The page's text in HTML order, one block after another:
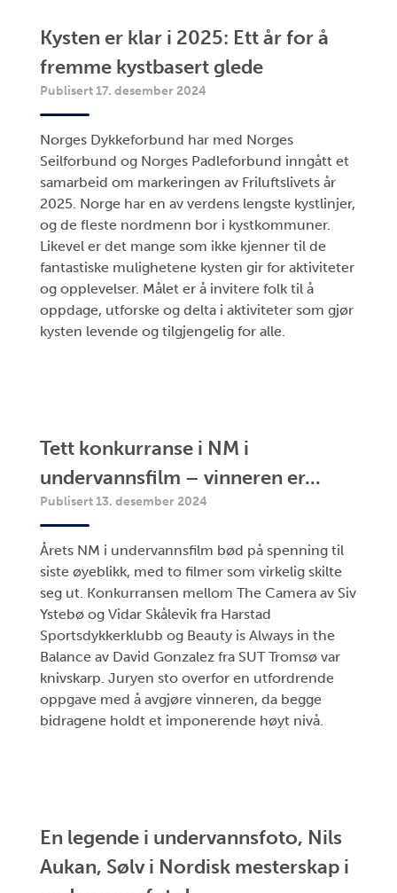
Kysten er klar i 2025: Ett år for å
fremme kystbasert glede
Publisert 17. desember 2024
Norges Dykkeforbund har med Norges
Seilforbund og Norges Padleforbund inngått et
samarbeid om markeringen av Friluftslivets år
2025. Norge har en av verdens lengste kystlinjer,
og de fleste nordmenn bor i kystkommuner.
Likevel er det mange som ikke kjenner til de
fantastiske mulighetene kysten gir for aktiviteter
og opplevelser. Målet er å invitere folk til å
oppdage, utforske og delta i aktiviteter som gjør
kysten levende og tilgjengelig for alle.
Tett konkurranse i NM i
undervannsfilm – vinneren er...
Publisert 13. desember 2024
Årets NM i undervannsfilm bød på spenning til
siste øyeblikk, med to filmer som virkelig skilte
seg ut. Konkurransen mellom The Camera av Siv
Ystebø og Vidar Skålevik fra Harstad
Sportsdykkerklubb og Beauty is Always in the
Balance av David Gonzalez fra SUT Tromsø var
knivskarp. Juryen sto overfor en utfordrende
oppgave med å avgjøre vinneren, da begge
bidragene holdt et imponerende høyt nivå.
En legende i undervannsfoto, Nils
Aukan, Sølv i Nordisk mesterskap i